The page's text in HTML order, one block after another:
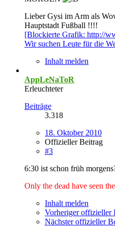
Lieber Gysi im Arm als
Hauptstadt Fußball !!!!
[Blockierte Grafik: http://
Wir suchen Leute für die
Inhalt melden
AppLeNaToR
Erleuchteter
Beiträge
3.318
18. Oktober 2010
Offizieller Beitrag
#3
6:30 ist schon früh
Only the dead have seen
Inhalt melden
Vorheriger offizieller
Nächster offizieller